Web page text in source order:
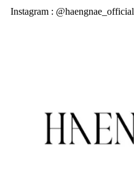
Instagram : @haengnae_official